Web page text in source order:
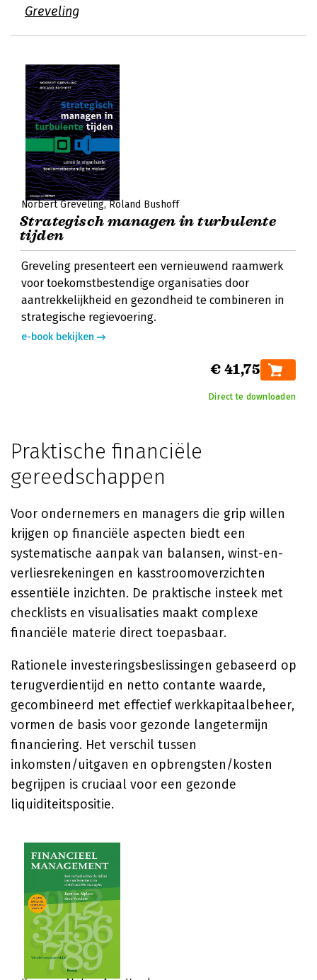
Greveling
Norbert Greveling Roland Bushoff
Strategisch managen in turbulente
tijden
Greveling presenteert een vernieuwend raamwerk
voor toekomstbestendige organisaties door
aantrekkelijkheid en gezondheid te combineren in
strategische regievoering.
e-book bekijken
€ 41,75
Direct te downloaden
Praktische financiële
gereedschappen
Voor ondernemers en managers die grip willen
krijgen op financiële aspecten biedt een
systematische aanpak van balansen, winst-en-
verliesrekeningen en kasstroomoverzichten
essentiële inzichten. De praktische insteek met
checklists en visualisaties maakt complexe
financiële materie direct toepasbaar.
Rationele investeringsbeslissingen gebaseerd op
terugverdientijd en netto contante waarde,
gecombineerd met effectief werkkapitaalbeheer,
vormen de basis voor gezonde langetermijn
financiering. Het verschil tussen
inkomsten/uitgaven en opbrengsten/kosten
begrijpen is cruciaal voor een gezonde
liquiditeitspositie.